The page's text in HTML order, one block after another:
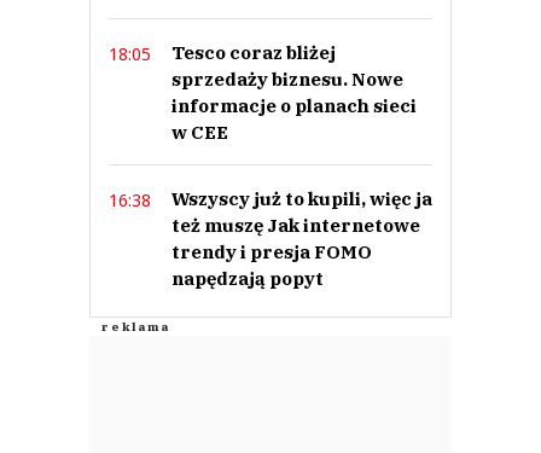
na tłusty czwartek to ja już dziękuję serdecznie za taką,,cukiernię"
Jarek
Odpowiedz
0
Nie znaleziono komentarzy
Zostaw swoje komentarze
Imię (Wymagane)
18:05
Tesco coraz bliżej
sprzedaży biznesu. Nowe
informacje o planach sieci
w CEE
16:38
Wszyscy już to kupili, więc ja
też muszę Jak internetowe
trendy i presja FOMO
napędzają popyt